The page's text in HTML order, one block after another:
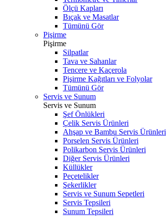
Ölçü Kapları
Bıçak ve Masatlar
Tümünü Gör
Pişirme
Pişirme
Silpatlar
Tava ve Sahanlar
Tencere ve Kaçerola
Pişirme Kağıtları ve Folyolar
Tümünü Gör
Servis ve Sunum
Servis ve Sunum
Şef Önlükleri
Çelik Servis Ürünleri
Ahşap ve Bambu Servis Ürünleri
Porselen Servis Ürünleri
Polikarbon Servis Ürünleri
Diğer Servis Ürünleri
Küllükler
Peçetelikler
Şekerlikler
Servis ve Sunum Sepetleri
Servis Tepsileri
Sunum Tepsileri